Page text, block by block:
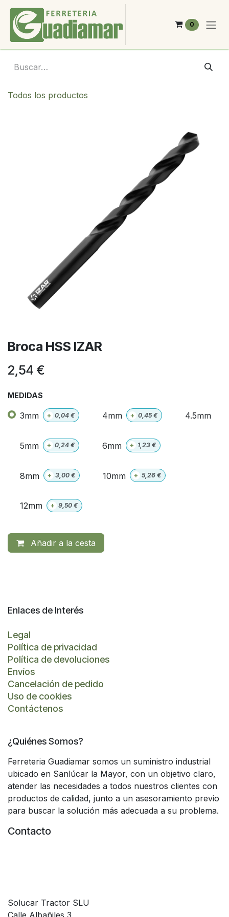
Ir al contenido
0
Todos los productos
Broca HSS IZAR
2,54 €
MEDIDAS
3mm + 0,04 € 4mm + 0,45€ 4.5mm
5mm + 0,24 € 6mm + 1,23€
8mm + 3,00 € 10mm + 5,26€
12mm + 9,50 €
Añadir a la cesta
Enlaces de Interés
Legal
Política de privacidad
Política de devoluciones
Envíos
Cancelación de pedido
Uso de cookies
Contáctenos
¿Quiénes Somos?
Ferreteria Guadiamar somos un suministro industrial
ubicado en Sanlúcar la Mayor, con un objetivo claro,
atender las necesidades a todos nuestros clientes con
productos de calidad, junto a un asesoramiento previo
para buscar la solución más adecuada a su problema.
Contacto
Solucar Tractor SLU